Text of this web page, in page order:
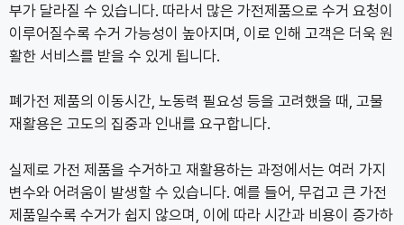
부가 달라질 수 있습니다. 따라서 많은 가전제품으로 수거 요청이
이루어질수록 수거 가능성이 높아지며, 이로 인해 고객은 더욱 원
활한 서비스를 받을 수 있게 됩니다.
폐가전 제품의 이동시간, 노동력 필요성 등을 고려했을 때, 고물
재활용은 고도의 집중과 인내를 요구합니다.
실제로 가전 제품을 수거하고 재활용하는 과정에서는 여러 가지
변수와 어려움이 발생할 수 있습니다. 예를 들어, 무겁고 큰 가전
제품일수록 수거가 쉽지 않으며, 이에 따라 시간과 비용이 증가하